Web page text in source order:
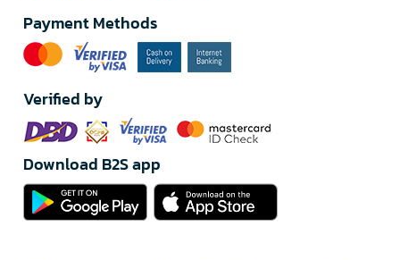
Payment Methods
Verified by
Download B2S app